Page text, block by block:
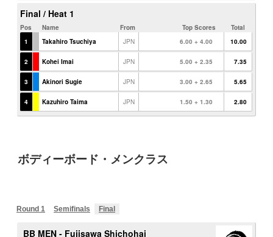
ボディーボード・メンクラス
Round 1 Semifinals Final